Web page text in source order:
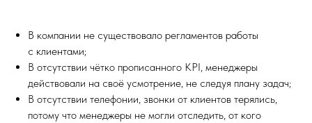
В компании не существовало регламентов работы
с клиентами;
В отсутствии чётко прописанного KPI, менеджеры
действовали на своё усмотрение, не следуя плану задач;
В отсутствии телефонии, звонки от клиентов терялись,
потому что менеджеры не могли отследить, от кого